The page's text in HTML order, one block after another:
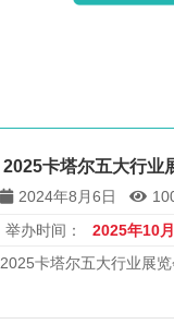
2025卡塔尔五大行
2024年8月6日
举办时间：
2025年10
2025卡塔尔五大行业展